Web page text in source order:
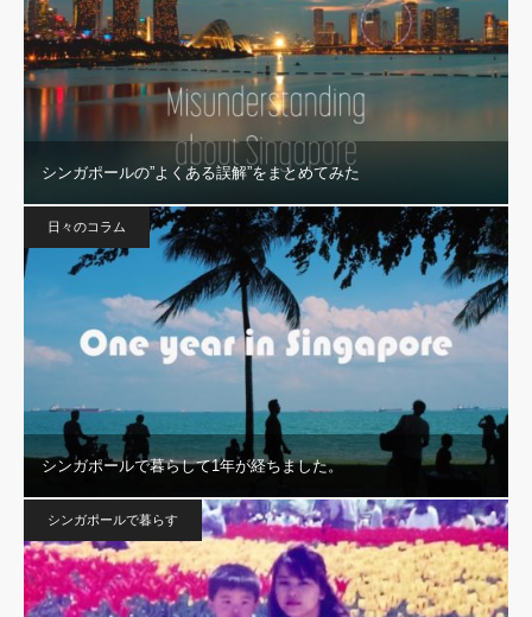
シンガポールの”よくある誤解”をまとめてみた
日々のコラム
シンガポールで暮らして1年が経ちました。
シンガポールで暮らす